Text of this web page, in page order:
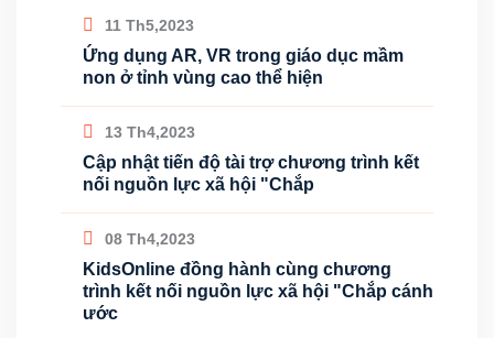
11 Th5,2023
Ứng dụng AR, VR trong giáo dục mầm
non ở tỉnh vùng cao thể hiện
13 Th4,2023
Cập nhật tiến độ tài trợ chương trình kết
nối nguồn lực xã hội "Chắp
08 Th4,2023
KidsOnline đồng hành cùng chương
trình kết nối nguồn lực xã hội "Chắp cánh
ước